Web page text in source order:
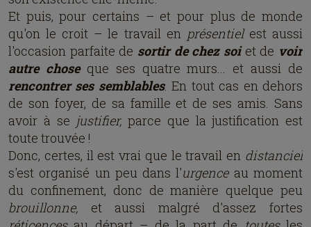
Et puis, pour certains – et pour plus de monde
qu'on le croit – le travail en présentielest aussi
l'occasion parfaite de sortir de chez soiet de voir
autre choseque ses quatre murs... et aussi de
rencontrer ses semblables. En tout cas en dehors
de son foyer, de sa famille et de ses amis. Sans
avoir à se justifier, parce que la justification est
toute trouvée !
Donc, certes, il est vrai que le travail en distanciel
s'est organisé un peu dans l'urgenceau moment
du confinement, donc de manière quelque peu
brouillonne, et aussi malgré d'assez fortes